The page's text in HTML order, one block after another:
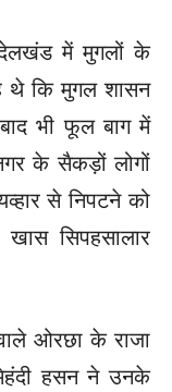
में मुगलों के
थे कि मुगल शासन
भी फूल बाग में
के सैकड़ों लोगों
से निपटने को
सिपहसालार
ओरछा के राजा
हसन ने उनके